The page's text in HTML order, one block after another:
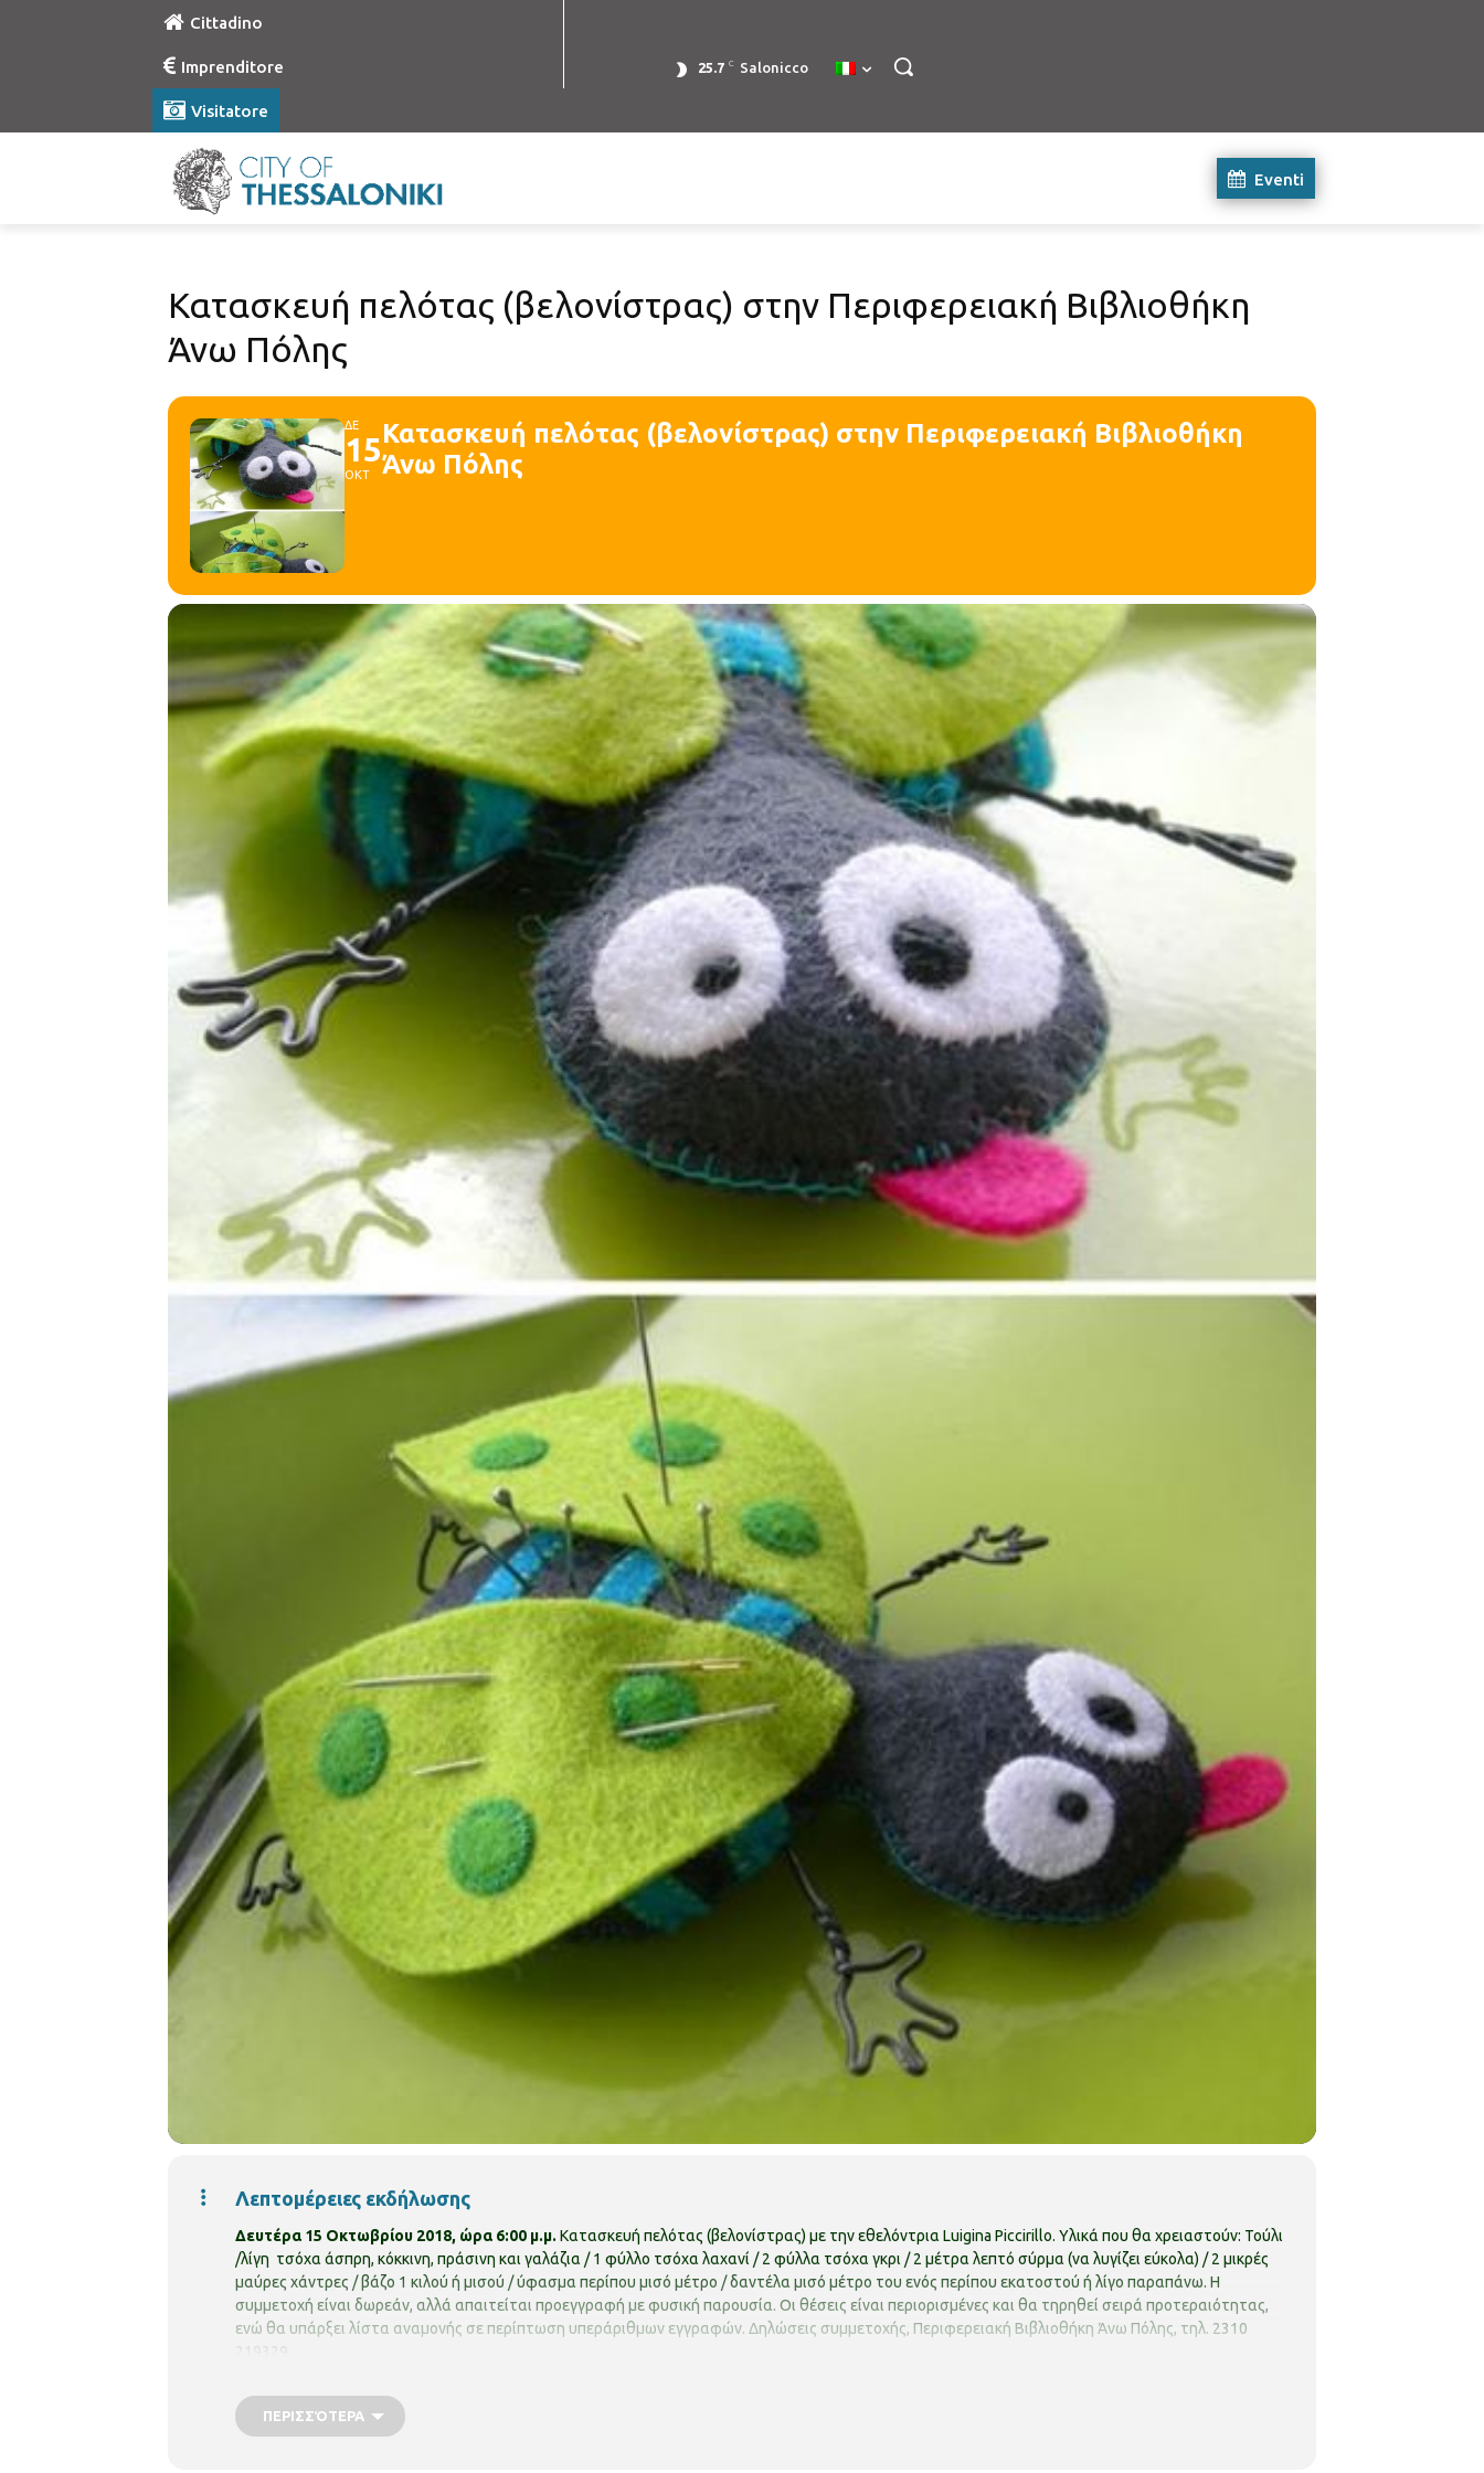
Cittadino
Imprenditore
Visitatore
25.7 C Salonicco
Eventi
Κατασκευή πελότας (βελονίστρας) στην Περιφερειακή Βιβλιοθήκη
Άνω Πόλης
ΔΕ
15
ΟΚΤ
Κατασκευή πελότας (βελονίστρας) στην Περιφερειακή Βιβλιοθήκη
Άνω Πόλης
Λεπτομέρειες εκδήλωσης
Δευτέρα 15 Οκτωβρίου 2018, ώρα 6:00 μ.μ. Κατασκευή πελότας (βελονίστρας) με την εθελόντρια Luigina Piccirillo. Υλικά που θα χρειαστούν: Τούλι
/λίγη τσόχα άσπρη, κόκκινη, πράσινη και γαλάζια / 1 φύλλο τσόχα λαχανί / 2 φύλλα τσόχα γκρι / 2 μέτρα λεπτό σύρμα (να λυγίζει εύκολα) / 2 μικρές
μαύρες χάντρες / βάζο 1 κιλού ή μισού / ύφασμα περίπου μισό μέτρο / δαντέλα μισό μέτρο του ενός περίπου εκατοστού ή λίγο παραπάνω. Η
συμμετοχή είναι δωρεάν, αλλά απαιτείται προεγγραφή με φυσική παρουσία. Οι θέσεις είναι περιορισμένες και θα τηρηθεί σειρά προτεραιότητας,
ενώ θα υπάρξει λίστα αναμονής σε περίπτωση υπεράριθμων εγγραφών. Δηλώσεις συμμετοχής, Περιφερειακή Βιβλιοθήκη Άνω Πόλης, τηλ. 2310
219329.
ΠΕΡΙΣΣΌΤΕΡΑ